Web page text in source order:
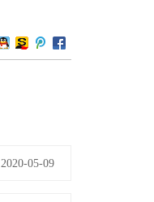
2020-05-09